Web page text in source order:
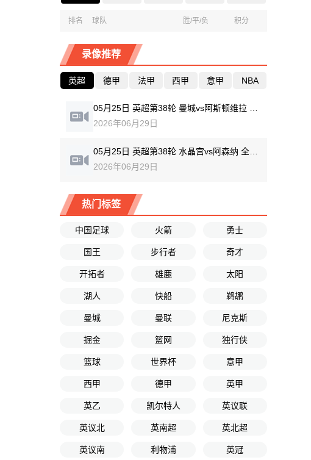
排名 球队 胜/平/负 积分
录像推荐
英超 德甲 法甲 西甲 意甲 NBA
2026年06月29日
05月25日 英超第38轮 水晶宫vs阿森纳 全场录像回放
2026年06月29日
热门标签
中国足球 火箭 勇士
国王 步行者 奇才
开拓者 雄鹿 太阳
湖人 快船 鹈鹕
曼城 曼联 尼克斯
掘金 篮网 独行侠
篮球 世界杯 意甲
西甲 德甲 英甲
英乙 凯尔特人 英议联
英议北 英南超 英北超
英议南 利物浦 英冠